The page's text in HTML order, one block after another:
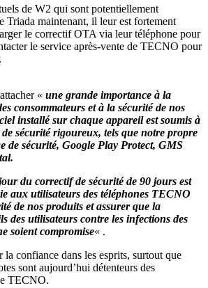
de W2 qui sont potentiellement
Triada maintenant, il leur est fortement
le correctif OTA via leur téléphone pour
le service après-vente de TECNO pour
« une grande importance à la
consommateurs et à la sécurité de nos
installé sur chaque appareil est soumis à
sécurité rigoureux, tels que notre propre
de sécurité, Google Play Protect, GMS
du correctif de sécurité de 90 jours est
aux utilisateurs des téléphones TECNO
de nos produits et assurer que la
des utilisateurs contre les infections des
soient compromise« .
la confiance dans les esprits, surtout que
sont aujourd’hui détenteurs des
TECNO.